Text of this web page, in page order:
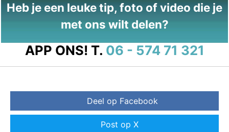
Heb je een leuke tip, foto of video die je
met ons wilt delen?
APP ONS! T. 06 - 574 71 321
Deel op Facebook
Post op X